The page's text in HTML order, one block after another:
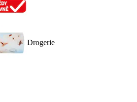
Drogerie